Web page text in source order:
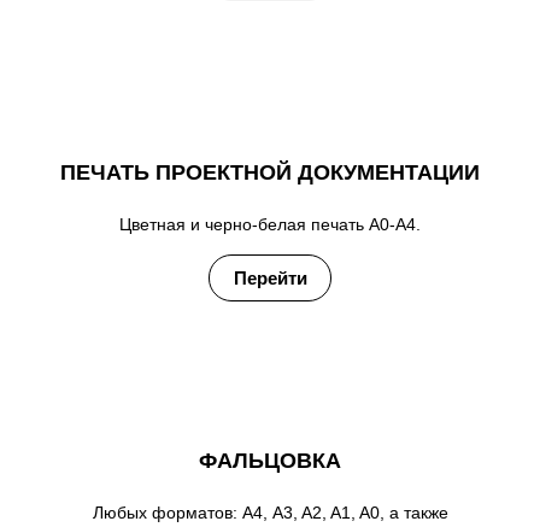
ПЕЧАТЬ ПРОЕКТНОЙ ДОКУМЕНТАЦИИ
Цветная и черно-белая печать А0-А4.
Перейти
ФАЛЬЦОВКА
Любых форматов: А4, A3, A2, A1, A0, а также